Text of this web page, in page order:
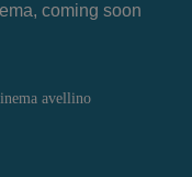
coming soon
avellino